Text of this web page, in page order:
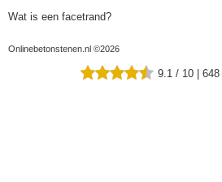
Wat is een facetrand?
Onlinebetonstenen.nl ©2026
9.1 / 10 | 648